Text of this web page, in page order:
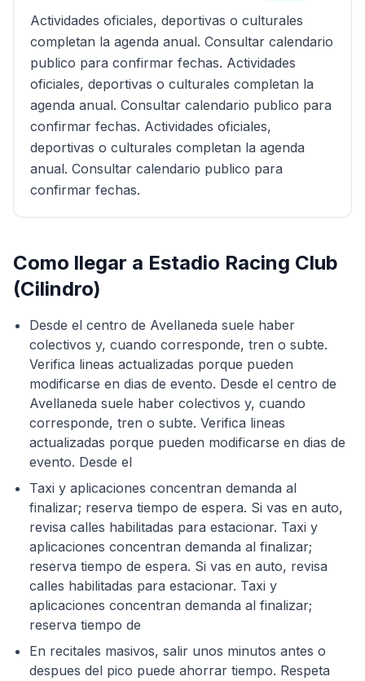
Actividades oficiales, deportivas o culturales
completan la agenda anual. Consultar calendario
publico para confirmar fechas. Actividades
oficiales, deportivas o culturales completan la
agenda anual. Consultar calendario publico para
confirmar fechas. Actividades oficiales,
deportivas o culturales completan la agenda
anual. Consultar calendario publico para
confirmar fechas.
Como llegar a Estadio Racing Club
(Cilindro)
Desde el centro de Avellaneda suele haber
colectivos y, cuando corresponde, tren o subte.
Verifica lineas actualizadas porque pueden
modificarse en dias de evento. Desde el centro de
Avellaneda suele haber colectivos y, cuando
corresponde, tren o subte. Verifica lineas
actualizadas porque pueden modificarse en dias de
evento. Desde el
Taxi y aplicaciones concentran demanda al
finalizar; reserva tiempo de espera. Si vas en auto,
revisa calles habilitadas para estacionar. Taxi y
aplicaciones concentran demanda al finalizar;
reserva tiempo de espera. Si vas en auto, revisa
calles habilitadas para estacionar. Taxi y
aplicaciones concentran demanda al finalizar;
reserva tiempo de
En recitales masivos, salir unos minutos antes o
despues del pico puede ahorrar tiempo. Respeta